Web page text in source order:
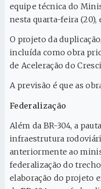
equipe técnica do
nesta quarta-feira (20),
O projeto da
incluída como obra
de Aceleração do
A previsão é que as
Federalização
Além da BR-304, a
infraestrutura
anteriormente ao
federalização do
elaboração do projeto